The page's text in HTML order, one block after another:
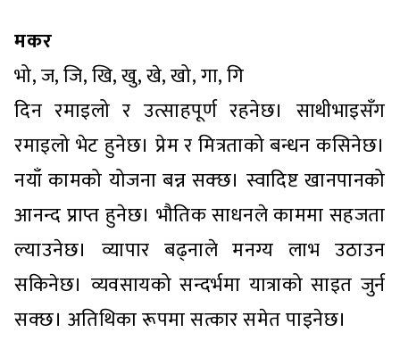
मकर
भो, ज, जि, खि, खु, खे, खो, गा, गि
दिन रमाइलो र उत्साहपूर्ण रहनेछ। साथीभाइसँग
रमाइलो भेट हुनेछ। प्रेम र मित्रताको बन्धन कसिनेछ।
नयाँ कामको योजना बन्न सक्छ। स्वादिष्ट खानपानको
आनन्द प्राप्त हुनेछ। भौतिक साधनले काममा सहजता
ल्याउनेछ। व्यापार बढ्नाले मनग्य लाभ उठाउन
सकिनेछ। व्यवसायको सन्दर्भमा यात्राको साइत जुर्न
सक्छ। अतिथिका रूपमा सत्कार समेत पाइनेछ।